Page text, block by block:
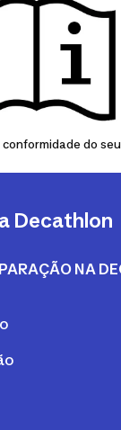
do
Decathlon
NA